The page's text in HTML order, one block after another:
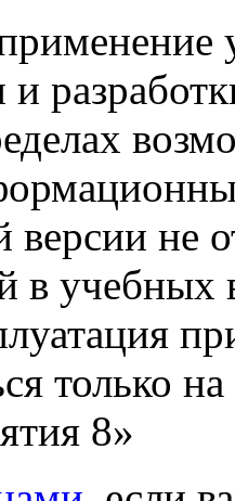
версии не
в учебных
только
8»